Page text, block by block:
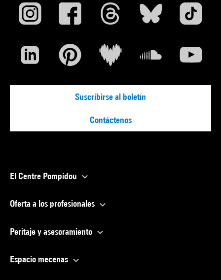
Suscribirse al boletín
Contáctenos
El Centre Pompidou
Oferta a los profesionales
Peritaje y asesoramiento
Espacio mecenas